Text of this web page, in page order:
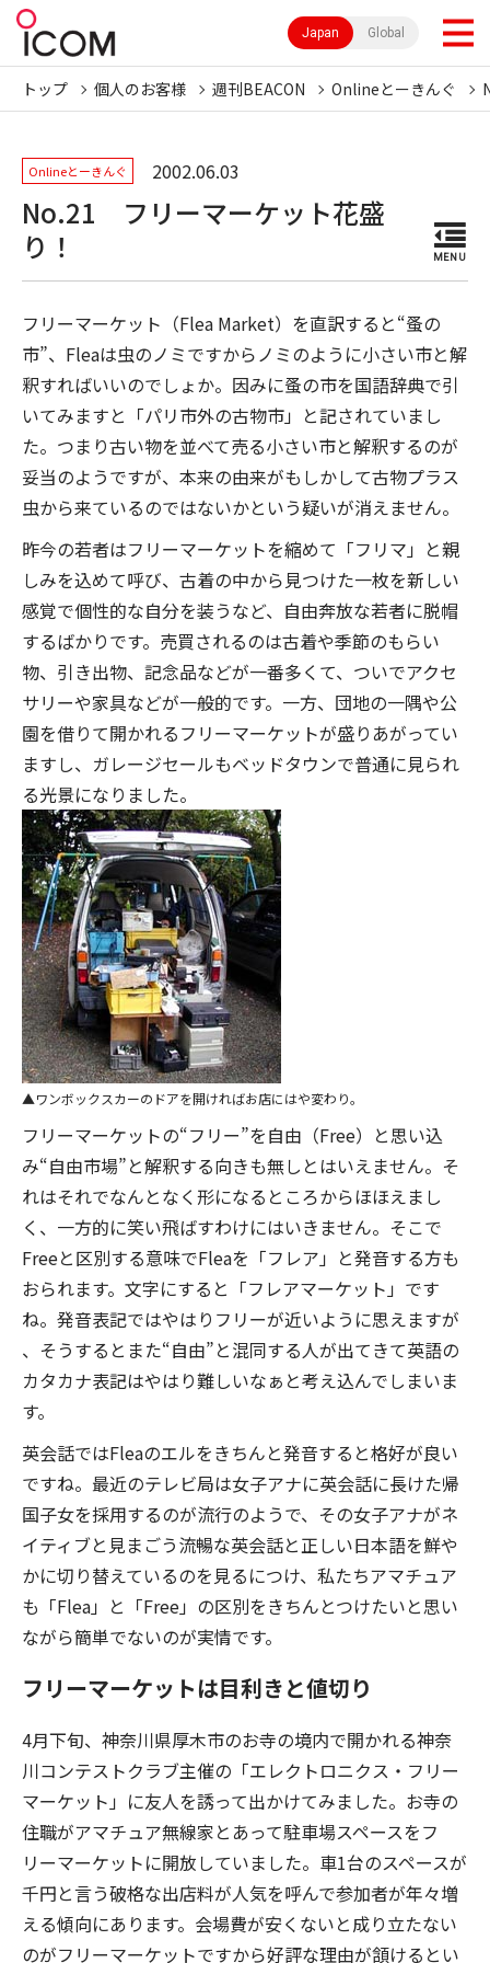
Japan Global
トップ 個人のお客様 週刊BEACON Onlineとーきんぐ
Onlineとーきんぐ 2002.06.03
No.21 フリーマーケット花盛
り！
MENU
フリーマーケット（Flea Market）を直訳すると“蚤の
市”、Fleaは虫のノミですからノミのように小さい市と解
釈すればいいのでしょか。因みに蚤の市を国語辞典で引
いてみますと「パリ市外の古物市」と記されていまし
た。つまり古い物を並べて売る小さい市と解釈するのが
妥当のようですが、本来の由来がもしかして古物プラス
虫から来ているのではないかという疑いが消えません。
昨今の若者はフリーマーケットを縮めて「フリマ」と親
しみを込めて呼び、古着の中から見つけた一枚を新しい
感覚で個性的な自分を装うなど、自由奔放な若者に脱帽
するばかりです。売買されるのは古着や季節のもらい
物、引き出物、記念品などが一番多くて、ついでアクセ
サリーや家具などが一般的です。一方、団地の一隅や公
園を借りて開かれるフリーマーケットが盛りあがってい
ますし、ガレージセールもベッドタウンで普通に見られ
る光景になりました。
ワンボックスカーのドアを開ければお店にはや変わり。
フリーマーケットの“フリー”を自由（Free）と思い込
み“自由市場”と解釈する向きも無しとはいえません。そ
れはそれでなんとなく形になるところからほほえまし
く、一方的に笑い飛ばすわけにはいきません。そこで
Freeと区別する意味でFleaを「フレア」と発音する方も
おられます。文字にすると「フレアマーケット」です
ね。発音表記ではやはりフリーが近いように思えますが
、そうするとまた“自由”と混同する人が出てきて英語の
カタカナ表記はやはり難しいなぁと考え込んでしまいま
す。
英会話ではFleaのエルをきちんと発音すると格好が良い
ですね。最近のテレビ局は女子アナに英会話に長けた帰
国子女を採用するのが流行のようで、その女子アナがネ
イティブと見まごう流暢な英会話と正しい日本語を鮮や
かに切り替えているのを見るにつけ、私たちアマチュア
も「Flea」と「Free」の区別をきちんとつけたいと思い
ながら簡単でないのが実情です。
フリーマーケットは目利きと値切り
4月下旬、神奈川県厚木市のお寺の境内で開かれる神奈
川コンテストクラブ主催の「エレクトロニクス・フリー
マーケット」に友人を誘って出かけてみました。お寺の
住職がアマチュア無線家とあって駐車場スペースをフ
リーマーケットに開放していました。車1台のスペースが
千円と言う破格な出店料が人気を呼んで参加者が年々増
える傾向にあります。会場費が安くないと成り立たない
のがフリーマーケットですから好評な理由が頷けるとい